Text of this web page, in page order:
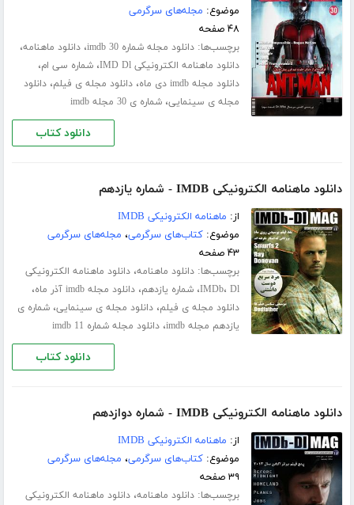
موضوع: مجله‌های سرگرمی
۴۸ صفحه
برچسب‌ها:دانلود مجله شماره 30 imdb ،دانلود ماهنامه،
دانلود ماهنامه الکترونیکی IMD Dl ،شماره سی ام،
دانلود مجله imdb دی ماه ،دانلود مجله ی فیلم،دانلود
مجله ی سینمایی،شماره ی 30 مجله imdb
دانلود کتاب
دانلود ماهنامه الکترونیکی IMDB - شماره یازدهم
از: ماهنامه الکترونیکی IMDB
موضوع:کتاب‌های سرگرمی، مجله‌های سرگرمی
۴۳ صفحه
برچسب‌ها:دانلود ماهنامه،دانلود ماهنامه الکترونیکی
IMDb، Dl ،شماره یازدهم،دانلود مجله imdb آذر ماه ،
دانلود مجله ی فیلم،دانلود مجله ی سینمایی،شماره ی
یازدهم مجله imdb
،دانلود مجله شماره 11 imdb
دانلود کتاب
دانلود ماهنامه الکترونیکی IMDB - شماره دوازدهم
از: ماهنامه الکترونیکی IMDB
موضوع:کتاب‌های سرگرمی، مجله‌های سرگرمی
۳۹ صفحه
برچسب‌ها:دانلود ماهنامه،دانلود ماهنامه الکترونیکی